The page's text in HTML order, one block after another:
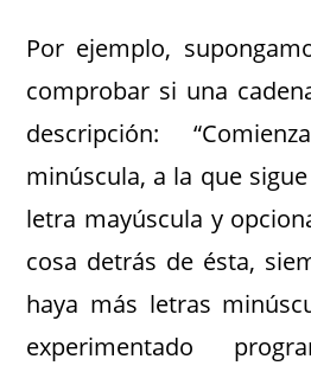
Por ejemplo,
comprobar si una
descripción:
minúscula, a la que
letra mayúscula y
cosa detrás de ésta,
haya más letras
experimentado